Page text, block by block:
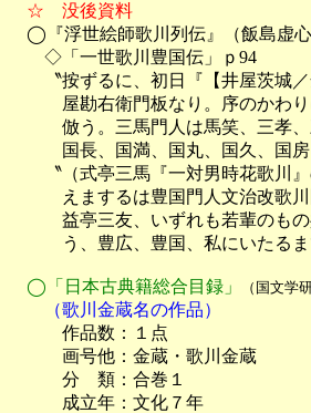
☆　没後資料
◯『浮世絵師歌川列伝』（飯島虚
◇「一世歌川豊国伝」ｐ94
〝按ずるに、初日『【井屋茨城／
屋勘右衛門板なり。序のかわりに
倣う。三馬門人は馬笑、三孝、
国長、国満、国丸、国久、国房
〝（式亭三馬『一対男時花歌川』
えまするは豊国門人文治改歌川国
益亭三友、いずれも若輩のもの共
う、豊広、豊国、私にいたるま
◯「日本古典籍総合目録」 （国文学
（歌川金蔵名の作品）
作品数：１点
画号他：金蔵・歌川金蔵
分　類：合巻１
成立年：文化７年